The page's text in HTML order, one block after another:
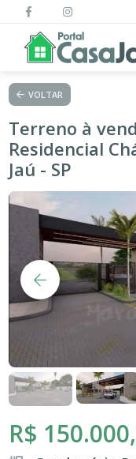
VOLTAR
Terreno à
Residencial
Jaú - SP
R$